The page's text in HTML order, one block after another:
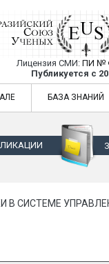
Союз
Лицензия СМИ: ПИ №
Публикуется с
Ученых —БАЗА ЗНАНИЙ
В СИСТЕМЕ